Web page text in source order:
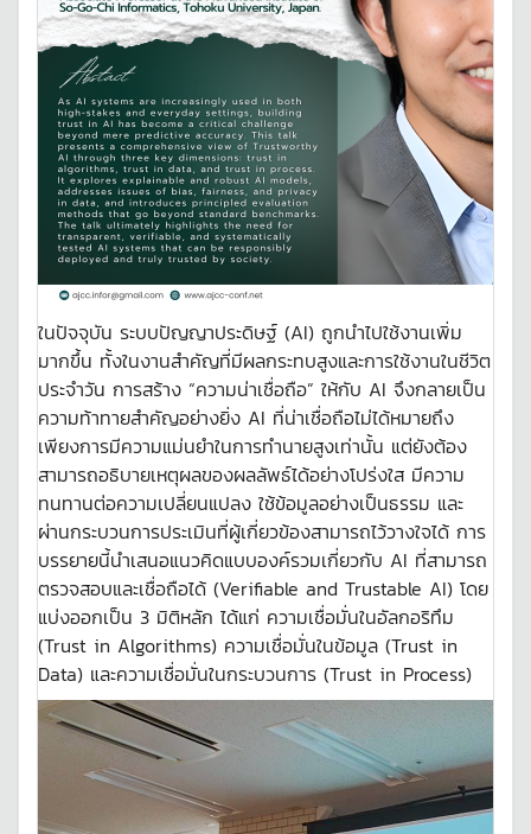
ในปัจจุบัน ระบบปัญญาประดิษฐ์ (AI) ถูกนำไปใช้งานเพิ่ม
มากขึ้น ทั้งในงานสำคัญที่มีผลกระทบสูงและการใช้งานในชีวิต
ประจำวัน การสร้าง “ความน่าเชื่อถือ” ให้กับ AI จึงกลายเป็น
ความท้าทายสำคัญอย่างยิ่ง AI ที่น่าเชื่อถือไม่ได้หมายถึง
เพียงการมีความแม่นยำในการทำนายสูงเท่านั้น แต่ยังต้อง
สามารถอธิบายเหตุผลของผลลัพธ์ได้อย่างโปร่งใส มีความ
ทนทานต่อความเปลี่ยนแปลง ใช้ข้อมูลอย่างเป็นธรรม และ
ผ่านกระบวนการประเมินที่ผู้เกี่ยวข้องสามารถไว้วางใจได้ การ
บรรยายนี้นำเสนอแนวคิดแบบองค์รวมเกี่ยวกับ AI ที่สามารถ
ตรวจสอบและเชื่อถือได้ (Verifiable and Trustable AI) โดย
แบ่งออกเป็น 3 มิติหลัก ได้แก่ ความเชื่อมั่นในอัลกอริทึม
(Trust in Algorithms) ความเชื่อมั่นในข้อมูล (Trust in
Data) และความเชื่อมั่นในกระบวนการ (Trust in Process)